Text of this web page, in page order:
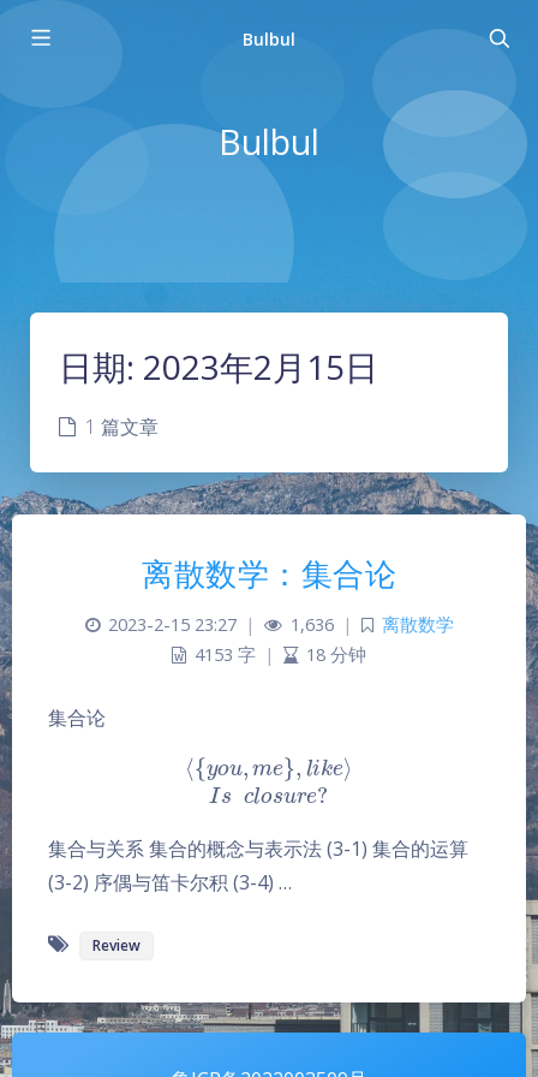
Bulbul
Bulbul
夜间模式
关闭 日落 暗化 灰度
日期: 2023年2月15日
1 篇文章
离散数学：集合论
2023-2-15 23:27 | 1,636 |
离散数学
4153 字 | 18 分钟
集合论
ume} like⟩ sclos
集合与关系 集合的概念与表示法 (3-1) 集合的运算
(3-2) 序偶与笛卡尔积 (3-4) …
Review